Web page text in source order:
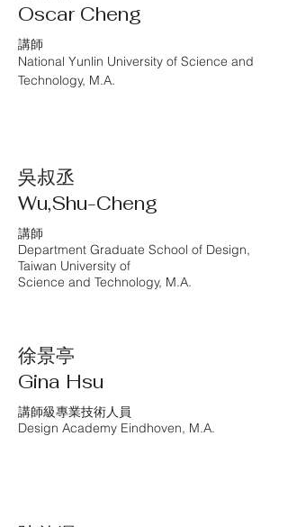
Oscar Cheng
講師
National Yunlin University of Science and
Technology​, M.A.
吳叔丞
Wu,Shu-Cheng
講師
Department Graduate School of Design,
Taiwan University of
Science and Technology, M.A.
徐景亭
Gina Hsu
講師級專業技術人員
Design Academy Eindhoven, M.A.